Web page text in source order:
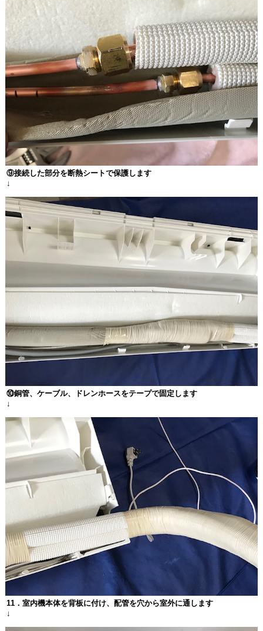
⑨接続した部分を断熱シートで保護します
↓
⑩銅管、ケーブル、ドレンホースをテープで固定します
↓
11 ．室内機本体を背板に付け、配管を穴から室外に通します
↓